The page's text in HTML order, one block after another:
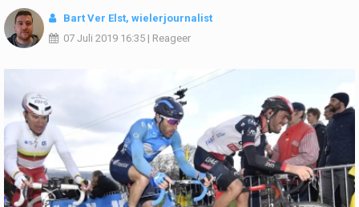
Bart Ver Elst, wielerjournalist
07 Juli 2019 16:35 | Reageer